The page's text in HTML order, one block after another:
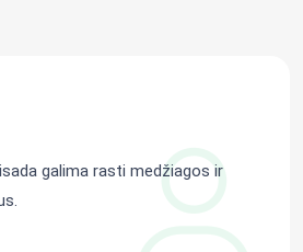
galima rasti medžiagos ir